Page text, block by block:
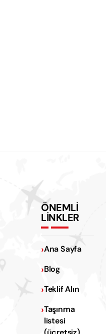
ÖNEMLİ
LİNKLER
Ana Sayfa
Blog
Teklif Alın
Taşınma
listesi